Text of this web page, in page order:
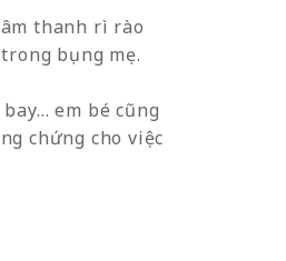
thanh rì rào
bụng mẹ.
em bé cũng
chứng cho việc